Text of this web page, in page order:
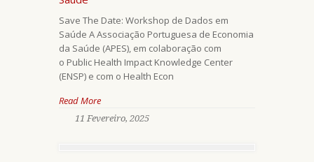
Save The Date: Workshop de Dados em
Saúde A Associação Portuguesa de Economia
da Saúde (APES), em colaboração com
o Public Health Impact Knowledge Center
(ENSP) e com o Health Econ
Read More
11 Fevereiro, 2025